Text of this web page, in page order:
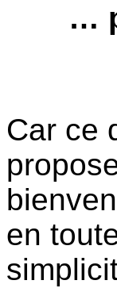
…
Car ce
en